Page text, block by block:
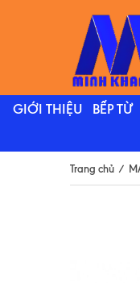
GIỚI THIỆU BẾP TỪ
Trang chủ /